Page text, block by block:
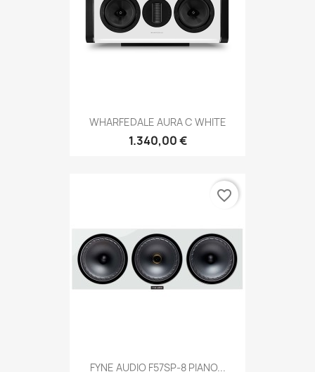
WHARFEDALE AURA C WHITE
1.340,00 €
FYNE AUDIO F57SP-8 PIANO...
favorite_border